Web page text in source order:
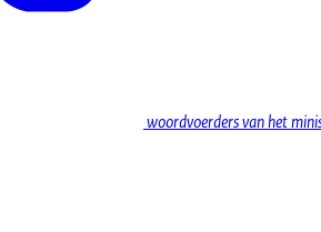
woordvoerders van het